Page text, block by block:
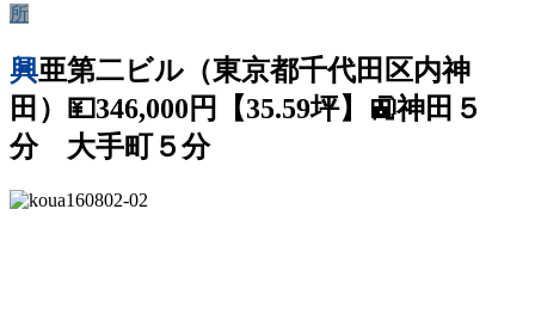
所
興亜第二ビル（東京都千代田区内神
田）💴346,000円【35.59坪】🚉神田５
分 大手町５分